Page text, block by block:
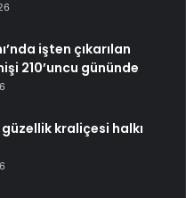
işten çıkarılan
210’uncu gününde
kraliçesi halkı